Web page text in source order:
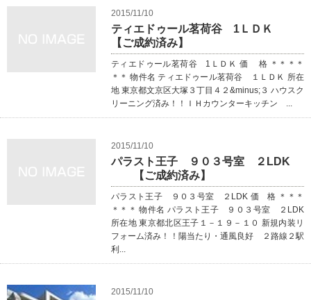
2015/11/10
ティエドゥール茗荷谷 1ＬＤＫ
【ご成約済み】
ティエドゥール茗荷谷 1ＬＤＫ 価 格 ＊＊＊＊
＊＊ 物件名 ティエドゥール茗荷谷 １ＬＤＫ 所在
地 東京都文京区大塚３丁目４２&minus;３ ハウスク
リーニング済み！！ＩＨカウンターキッチン ...
2015/11/10
パラスト王子 ９０３号室 ２LDK
【ご成約済み】
パラスト王子 ９０３号室 ２LDK 価 格 ＊＊＊
＊＊＊ 物件名 パラスト王子 ９０３号室 ２LDK
所在地 東京都北区王子１－１９－１０ 新規内装リ
フォーム済み！！陽当たり・通風良好 ２路線２駅
利...
2015/11/10